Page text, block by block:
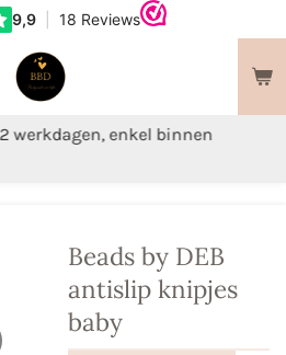
werkdagen, enkel binnen
Beads by DEB
antislip knipjes
baby